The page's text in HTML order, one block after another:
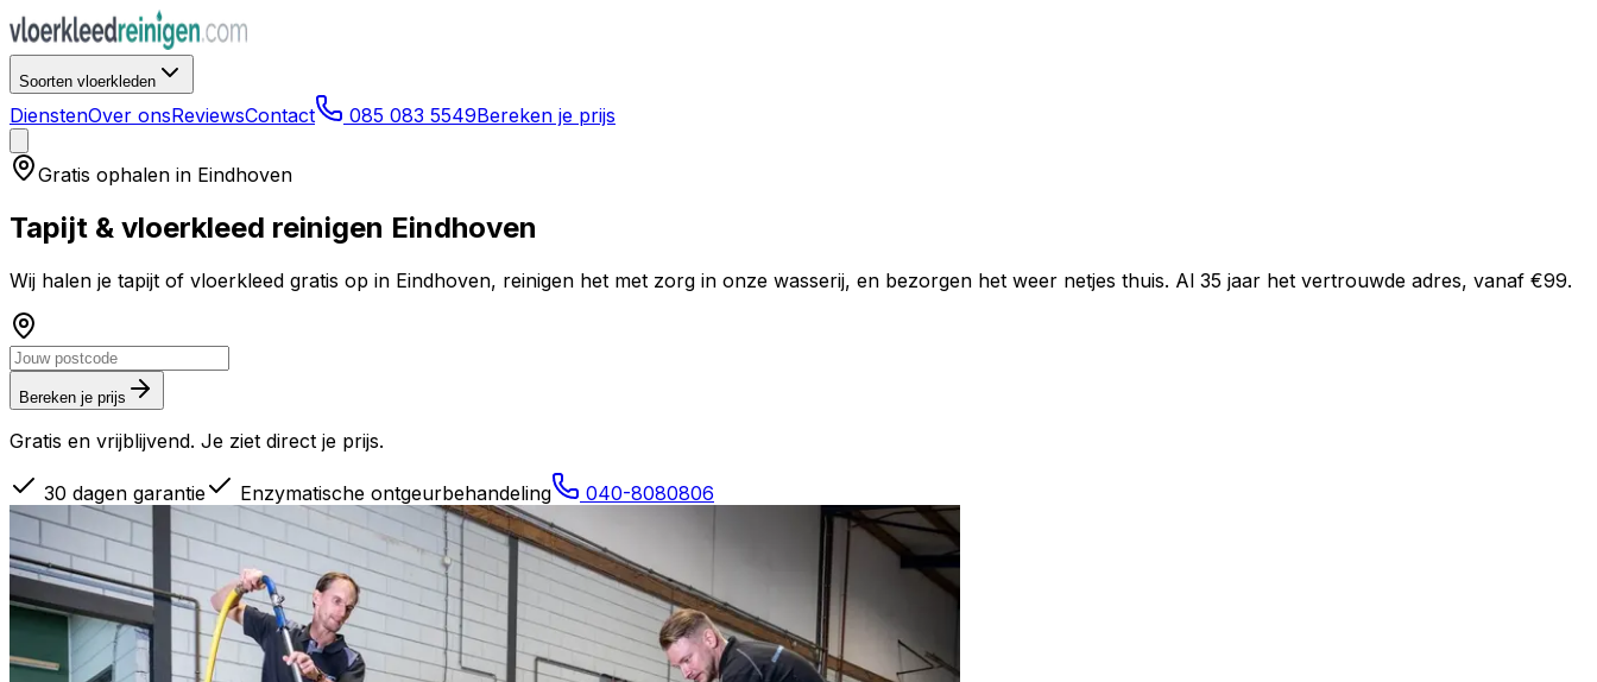
Soorten vloerkleden
DienstenOver onsReviewsContact 085 083 5549Bereken je prijs
Gratis ophalen in Eindhoven
Tapijt & vloerkleed reinigen Eindhoven
Wij halen je tapijt of vloerkleed gratis op in Eindhoven, reinigen het met zorg in onze wasserij, en bezorgen het weer netjes thuis. Al 35 jaar het vertrouwde adres, vanaf €99.
Bereken je prijs
Gratis en vrijblijvend. Je ziet direct je prijs.
30 dagen garantie Enzymatische ontgeurbehandeling 040-8080806